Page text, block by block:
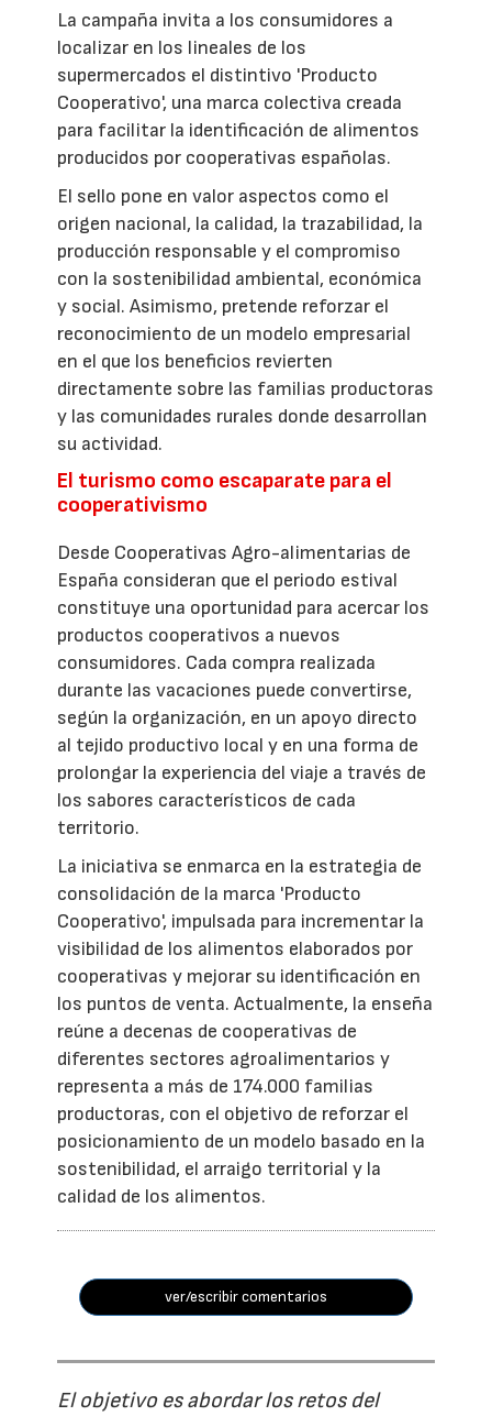
La campaña invita a los consumidores a
localizar en los lineales de los
supermercados el distintivo 'Producto
Cooperativo', una marca colectiva creada
para facilitar la identificación de alimentos
producidos por cooperativas españolas.
El sello pone en valor aspectos como el
origen nacional, la calidad, la trazabilidad, la
producción responsable y el compromiso
con la sostenibilidad ambiental, económica
y social. Asimismo, pretende reforzar el
reconocimiento de un modelo empresarial
en el que los beneficios revierten
directamente sobre las familias productoras
y las comunidades rurales donde desarrollan
su actividad.
El turismo como escaparate para el
cooperativismo
Desde Cooperativas Agro-alimentarias de
España consideran que el periodo estival
constituye una oportunidad para acercar los
productos cooperativos a nuevos
consumidores. Cada compra realizada
durante las vacaciones puede convertirse,
según la organización, en un apoyo directo
al tejido productivo local y en una forma de
prolongar la experiencia del viaje a través de
los sabores característicos de cada
territorio.
La iniciativa se enmarca en la estrategia de
consolidación de la marca 'Producto
Cooperativo', impulsada para incrementar la
visibilidad de los alimentos elaborados por
cooperativas y mejorar su identificación en
los puntos de venta. Actualmente, la enseña
reúne a decenas de cooperativas de
diferentes sectores agroalimentarios y
representa a más de 174.000 familias
productoras, con el objetivo de reforzar el
posicionamiento de un modelo basado en la
sostenibilidad, el arraigo territorial y la
calidad de los alimentos.
ver/escribir comentarios
El objetivo es abordar los retos del